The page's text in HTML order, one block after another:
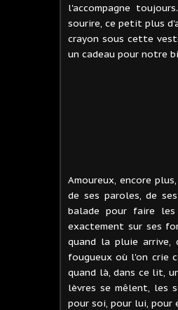
l'accompagne
sourire, ce petit plus
crayon sous cette
un cadeau pour notre
Amoureux, encore
de ses paroles, de
balade pour faire les
exactement sur ses
quand la pluie arrive,
fougueux où l'on crie
quand là, dans ce lit,
lèvres se mêlent, les
pour soi, pour lui, pour